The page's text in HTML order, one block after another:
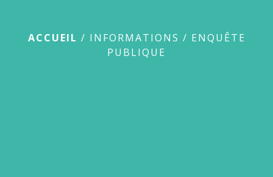
ACCUEIL / INFORMATIONS / ENQUÊTE
PUBLIQUE